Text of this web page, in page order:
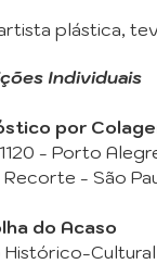
plástica,
Individuais
por
- Porto
Recorte - São
do Acaso